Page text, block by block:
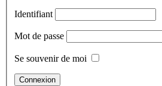
Identifiant
Mot de passe
Se souvenir de moi